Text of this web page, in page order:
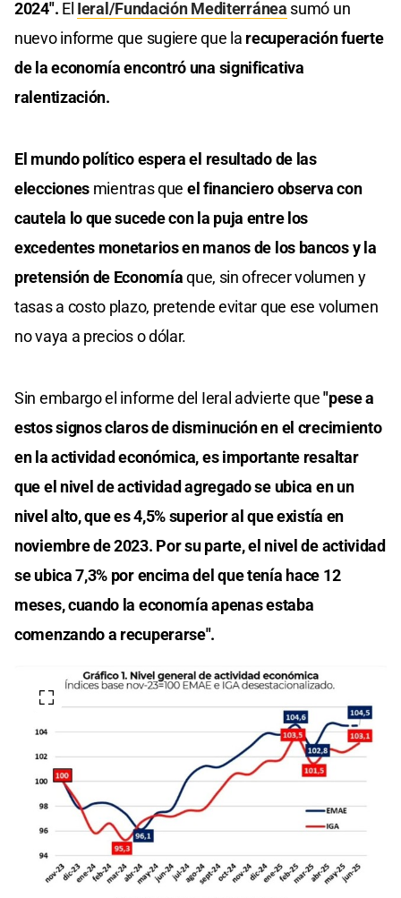
2024". El Ieral/Fundación Mediterránea sumó un
nuevo informe que sugiere que la recuperación fuerte
de la economía encontró una significativa
ralentización.
El mundo político espera el resultado de las
elecciones mientras que el financiero observa con
cautela lo que sucede con la puja entre los
excedentes monetarios en manos de los bancos y la
pretensión de Economíaque, sin ofrecer volumen y
tasas a costo plazo, pretende evitar que ese volumen
no vaya a precios o dólar.
Sin embargo el informe del Ieral advierte que"pese a
estos signos claros de disminución en el crecimiento
en la actividad económica, es importante resaltar
que el nivel de actividad agregado se ubica en un
nivel alto, que es 4,5% superior al que existía en
noviembre de 2023. Por su parte, el nivel de actividad
se ubica 7,3% por encima del que tenía hace 12
meses, cuando la economía apenas estaba
comenzando a recuperarse".